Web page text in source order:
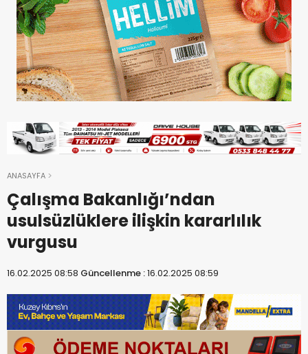
ANASAYFA
Çalışma Bakanlığı’ndan
usulsüzlüklere ilişkin kararlılık
vurgusu
16.02.2025 08:58 Güncellenme :16.02.2025 08:59